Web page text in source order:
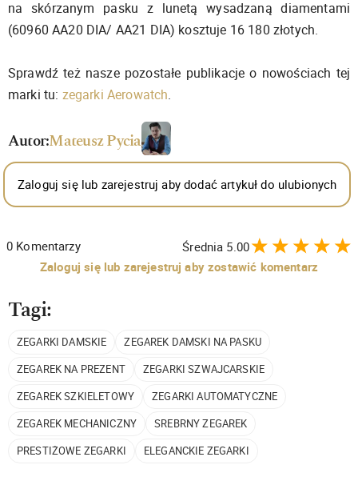
na skórzanym pasku z lunetą wysadzaną diamentami
(60960 AA20 DIA/ AA21 DIA) kosztuje 16 180 złotych.
Sprawdź też nasze pozostałe publikacje o nowościach tej
marki tu: zegarki Aerowatch.
Autor:Mateusz Pycia
Zaloguj się lub zarejestruj aby dodać artykuł do ulubionych
0 Komentarzy Średnia 5.00
Zaloguj się lub zarejestruj aby zostawić komentarz
Tagi:
ZEGARKI DAMSKIE
ZEGAREK DAMSKI NA PASKU
ZEGAREK NA PREZENT
ZEGARKI SZWAJCARSKIE
ZEGAREK SZKIELETOWY
ZEGARKI AUTOMATYCZNE
ZEGAREK MECHANICZNY
SREBRNY ZEGAREK
PRESTIŻOWE ZEGARKI
ELEGANCKIE ZEGARKI